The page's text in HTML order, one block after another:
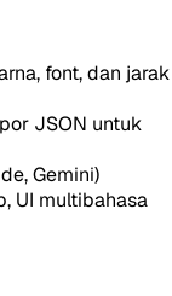
font, dan jarak
JSON untuk
Gemini)
UI multibahasa